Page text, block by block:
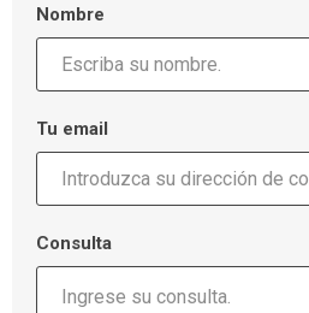
Nombre
Tu email
Consulta